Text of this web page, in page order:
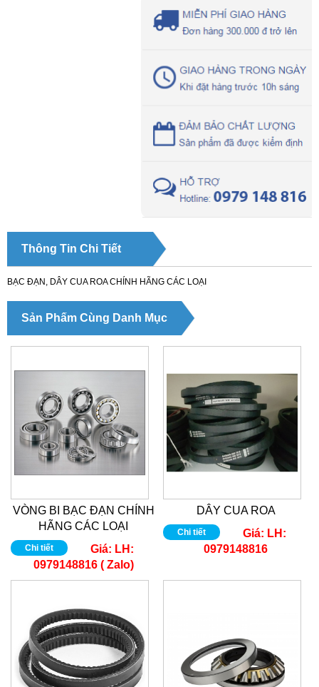
Thông Tin Chi Tiết
BẠC ĐẠN, DÂY CUA ROA CHÍNH HÃNG CÁC LOẠI
Sản Phẩm Cùng Danh Mục
VÒNG BI BẠC ĐẠN CHÍNH
HÃNG CÁC LOẠI
Chi tiết Giá: LH:
0979148816 ( Zalo)
DÂY CUA ROA
Chi tiết Giá: LH:
0979148816